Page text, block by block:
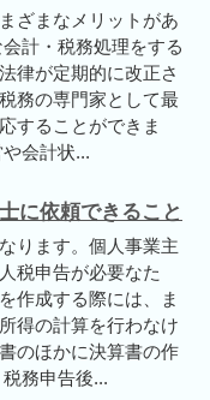
ざまなメリットがあ
計・税務処理をする
律が定期的に改正さ
務の専門家として最
することができま
会計状...
に依頼できること
ります。個人事業主
税申告が必要なた
作成する際には、ま
得の計算を行わなけ
のほかに決算書の作
務申告後...